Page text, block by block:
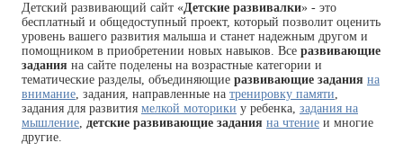
Детский развивающий сайт «Детские развивалки» - это
бесплатный и общедоступный проект, который позволит оценить
уровень вашего развития малыша и станет надежным другом и
помощником в приобретении новых навыков. Все развивающие
задания на сайте поделены на возрастные категории и
тематические разделы, объединяющие развивающие задания на
внимание, задания, направленные на тренировку памяти,
задания для развития мелкой моторики у ребенка, задания на
мышление, детские развивающие задания на чтение и многие
другие.